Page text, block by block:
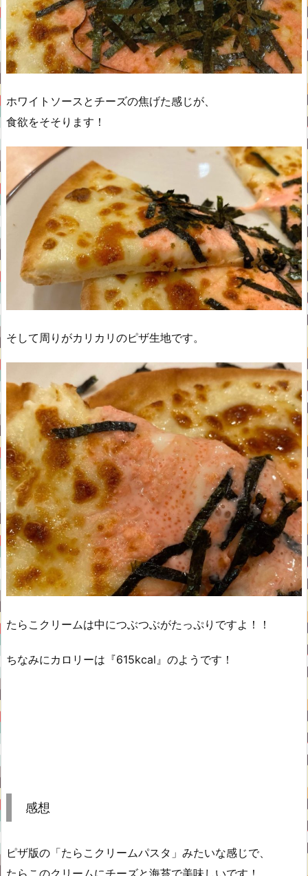
ホワイトソースとチーズの焦げた感じが、
食欲をそそります！
そして周りがカリカリのピザ生地です。
たらこクリームは中につぶつぶがたっぷりですよ！！
ちなみにカロリーは『615kcal』のようです！
感想
ピザ版の「たらこクリームパスタ」みたいな感じで、
たらこのクリームにチーズと海苔で美味しいです！